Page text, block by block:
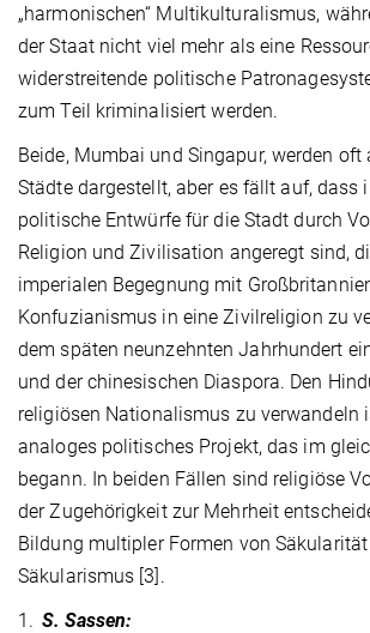
„harmonischen“ Multikulturalismus,
der Staat nicht viel mehr als eine
widerstreitende politische
zum Teil kriminalisiert werden.
Beide, Mumbai und Singapur, werden oft
Städte dargestellt, aber es fällt auf, dass
politische Entwürfe für die Stadt durch
Religion und Zivilisation angeregt sind,
imperialen Begegnung mit
Konfuzianismus in eine Zivilreligion zu
dem späten neunzehnten Jahrhundert
und der chinesischen Diaspora. Den
religiösen Nationalismus zu verwandeln
analoges politisches Projekt, das im
begann. In beiden Fällen sind religiöse
der Zugehörigkeit zur Mehrheit
Bildung multipler Formen von
Säkularismus [3].
1. S. Sassen: